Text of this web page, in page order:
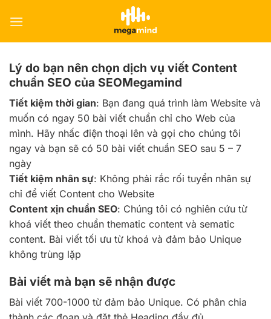
Lý do bạn nên chọn dịch vụ viết Content
chuẩn SEO của SEOMegamind
Tiết kiệm thời gian: Bạn đang quá trình làm Website và
muốn có ngay 50 bài viết chuẩn chỉ cho Web của
mình. Hãy nhấc điện thoại lên và gọi cho chúng tôi
ngay và bạn sẽ có 50 bài viết chuẩn SEO sau 5 – 7
ngày
Tiết kiệm nhân sự: Không phải rắc rối tuyển nhân sự
chỉ để viết Content cho Website
Content xịn chuẩn SEO: Chúng tôi có nghiên cứu từ
khoá viết theo chuẩn thematic content và sematic
content. Bài viết tối ưu từ khoá và đảm bảo Unique
không trùng lặp
Bài viết mà bạn sẽ nhận được
Bài viết 700-1000 từ đảm bảo Unique. Có phân chia